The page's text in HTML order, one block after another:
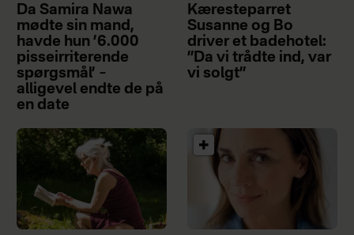
Da Samira Nawa
mødte sin mand,
havde hun ’6.000
pisseirriterende
spørgsmål’ –
alligevel endte de på
en date
Kæresteparret
Susanne og Bo
driver et badehotel:
”Da vi trådte ind, var
vi solgt”